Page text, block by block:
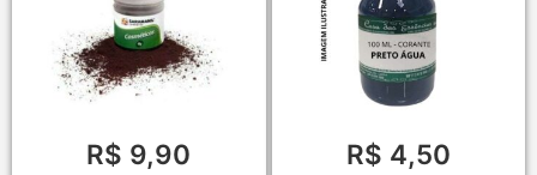
R$ 9,90 R$ 4,50